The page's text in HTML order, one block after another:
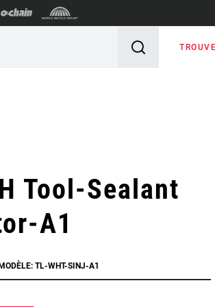
Tool-Sealant
A1
TL-WHT-SINJ-A1